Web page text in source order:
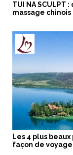
TUI NA
massage chinois
Les 4 plus
façon de